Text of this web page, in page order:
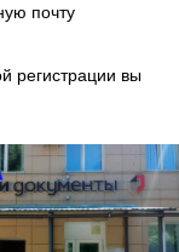
почту
регистрации вы